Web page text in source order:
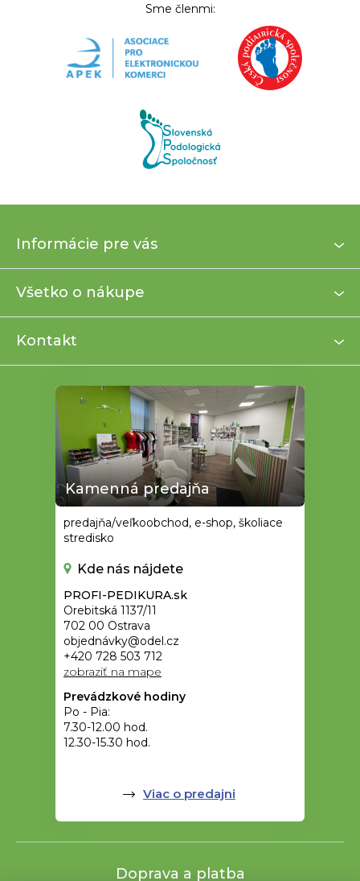
Sme členmi:
p
t
Informácie pre vás
Všetko o nákupe
Kontakt
Kamenná predajňa
predajňa/veľkoobchod, e-shop, školiace
stredisko
Kde nás nájdete
PROFI-PEDIKURA.sk
Orebitská 1137/11
702 00 Ostrava
objednávky@odel.cz
+420 728 503 712
zobraziť na mape
Prevádzkové hodiny
Po - Pia:
7.30-12.00 hod.
12.30-15.30 hod.
Viac o predajni
Doprava a platba